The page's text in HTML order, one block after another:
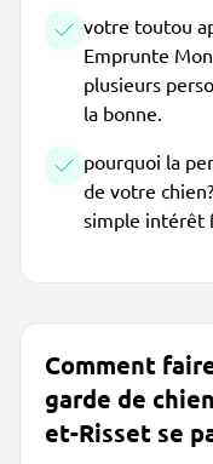
votre toutou
Emprunte
plusieurs
la bonne.
pourquoi la
de votre
simple intérêt
Comment
garde de
et-Risset se